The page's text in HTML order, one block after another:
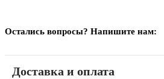
Остались вопросы? Напишите нам:
Доставка и оплата